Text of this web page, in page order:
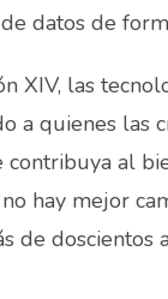
datos de
XIV, las
a quienes las
al
hay mejor
de doscientos